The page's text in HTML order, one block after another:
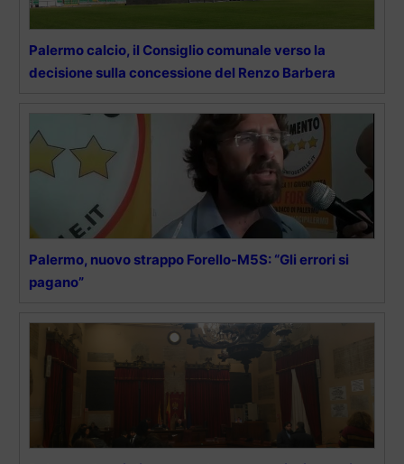
Palermo calcio, il Consiglio comunale verso la
decisione sulla concessione del Renzo Barbera
Palermo, nuovo strappo Forello-M5S: “Gli errori si
pagano”